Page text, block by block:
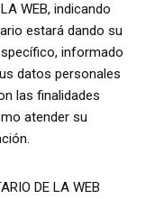
WEB, indicando
estará dando su
informado
datos personales
las finalidades
atender su
DE LA WEB